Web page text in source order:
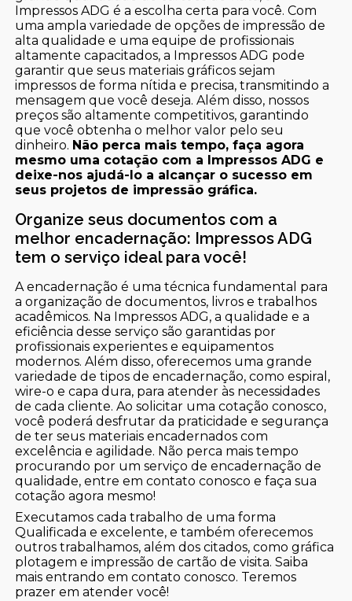
Impressos ADG é a escolha certa para você. Com
uma ampla variedade de opções de impressão de
alta qualidade e uma equipe de profissionais
altamente capacitados, a Impressos ADG pode
garantir que seus materiais gráficos sejam
impressos de forma nítida e precisa, transmitindo a
mensagem que você deseja. Além disso, nossos
preços são altamente competitivos, garantindo
que você obtenha o melhor valor pelo seu
dinheiro. Não perca mais tempo, faça agora
mesmo uma cotação com a Impressos ADG e
deixe-nos ajudá-lo a alcançar o sucesso em
seus projetos de impressão gráfica.
Organize seus documentos com a
melhor encadernação: Impressos ADG
tem o serviço ideal para você!
A encadernação é uma técnica fundamental para
a organização de documentos, livros e trabalhos
acadêmicos. Na Impressos ADG, a qualidade e a
eficiência desse serviço são garantidas por
profissionais experientes e equipamentos
modernos. Além disso, oferecemos uma grande
variedade de tipos de encadernação, como espiral,
wire-o e capa dura, para atender às necessidades
de cada cliente. Ao solicitar uma cotação conosco,
você poderá desfrutar da praticidade e segurança
de ter seus materiais encadernados com
excelência e agilidade. Não perca mais tempo
procurando por um serviço de encadernação de
qualidade, entre em contato conosco e faça sua
cotação agora mesmo!
Executamos cada trabalho de uma forma
Qualificada e excelente, e também oferecemos
outros trabalhamos, além dos citados, como gráfica
plotagem e impressão de cartão de visita. Saiba
mais entrando em contato conosco. Teremos
prazer em atender você!